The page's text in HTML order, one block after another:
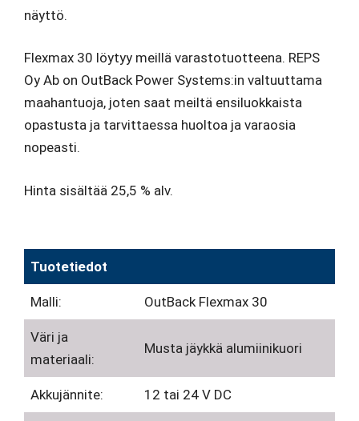
Tuotetiedot
Malli: OutBack Flexmax 30
Väri ja
materiaali:
Musta jäykkä alumiinikuori
Akkujännite: 12 tai 24 V DC
näyttö.
Flexmax 30 löytyy meillä varastotuotteena. REPS
Oy Ab on OutBack Power Systems:in valtuuttama
maahantuoja, joten saat meiltä ensiluokkaista
opastusta ja tarvittaessa huoltoa ja varaosia
nopeasti.
Hinta sisältää 25,5 % alv.